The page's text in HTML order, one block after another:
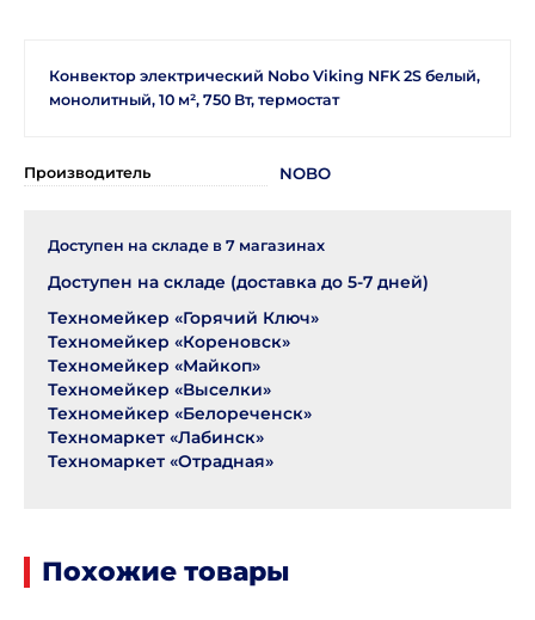
Конвектор электрический Nobo Viking NFK 2S белый,
монолитный, 10 м², 750 Вт, термостат
Производитель NOBO
Доступен на складе в 7 магазинах
Доступен на складе (доставка до 5-7 дней)
Техномейкер «Горячий Ключ»
Техномейкер «Кореновск»
Техномейкер «Майкоп»
Техномейкер «Выселки»
Техномейкер «Белореченск»
Техномаркет «Лабинск»
Техномаркет «Отрадная»
Похожие товары